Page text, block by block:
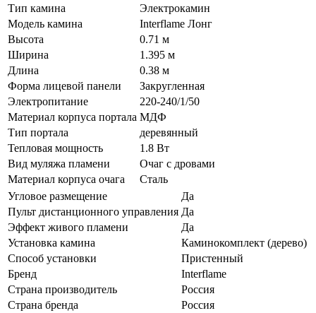
Тип камина
Электрокамин
Модель камина
Interflame Лонг
Высота
0.71 м
Ширина
1.395 м
Длина
0.38 м
Форма лицевой панели
Закругленная
Электропитание
220-240/1/50
Материал корпуса портала МДФ
Тип портала
деревянный
Тепловая мощность
1.8 Вт
Вид муляжа пламени
Очаг с дровами
Материал корпуса очага
Сталь
Угловое размещение
Да
Пульт дистанционного управления Да
Эффект живого пламени
Да
Установка камина
Каминокомплект (дерево)
Способ установки
Пристенный
Бренд
Interflame
Страна производитель
Россия
Страна бренда
Россия